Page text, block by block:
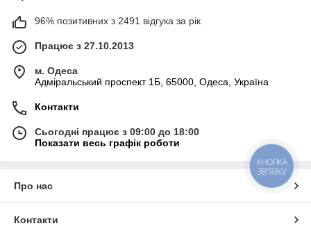
96% позитивних з 2491 відгука за рік
Працює з 27.10.2013
м. Одеса
Адміральський проспект 1Б, 65000, Одеса, Україна
Контакти
Сьогодні працює з 09:00 до 18:00
Показати весь графік роботи
Про нас
Контакти
КНОПКА
ЗВ'ЯЗКУ